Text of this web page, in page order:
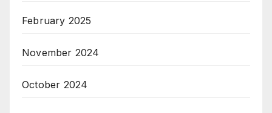
February 2025
November 2024
October 2024